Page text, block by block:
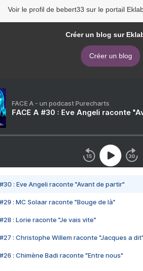
Voir le profil de bebert33 sur le portail
Créer un blog sur
Créer un blog
FACE A - un podcast Purecharts
FACE A #30 : Eve Angeli raconte
#30 : Eve Angeli raconte "Avant de partir"
#29 : MC Solaar raconte "Bouge de là"
#28 : Lorie raconte "Je vais vite"
#27 : Christophe Willem raconte "Jacques a dit"
#26 : Chimène Badi raconte "Entre nous"